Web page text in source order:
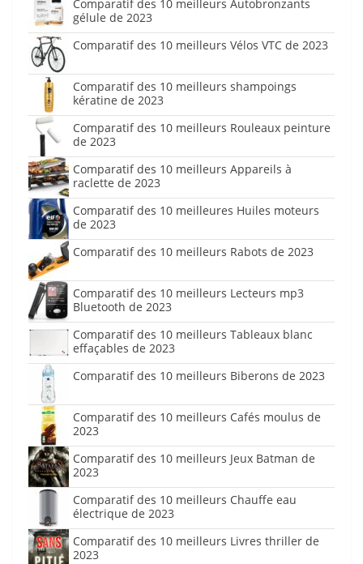
Comparatif des 10 meilleurs Autobronzants
gélule de 2023
Comparatif des 10 meilleurs Vélos VTC de 2023
Comparatif des 10 meilleurs shampoings
kératine de 2023
Comparatif des 10 meilleurs Rouleaux peinture
de 2023
Comparatif des 10 meilleurs Appareils à
raclette de 2023
Comparatif des 10 meilleures Huiles moteurs
de 2023
Comparatif des 10 meilleurs Rabots de 2023
Comparatif des 10 meilleurs Lecteurs mp3
Bluetooth de 2023
Comparatif des 10 meilleurs Tableaux blanc
effaçables de 2023
Comparatif des 10 meilleurs Biberons de 2023
Comparatif des 10 meilleurs Cafés moulus de
2023
Comparatif des 10 meilleurs Jeux Batman de
2023
Comparatif des 10 meilleurs Chauffe eau
électrique de 2023
Comparatif des 10 meilleurs Livres thriller de
2023